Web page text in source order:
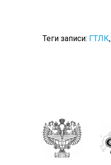
Теги записи: ГТЛК,